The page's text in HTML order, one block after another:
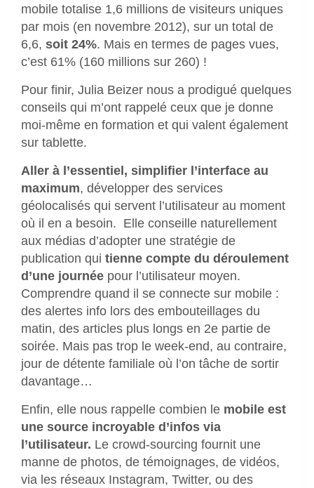
mobile totalise 1,6 millions de visiteurs uniques
par mois (en novembre 2012), sur un total de
6,6, soit 24%. Mais en termes de pages vues,
c’est 61% (160 millions sur 260) !
Pour finir, Julia Beizer nous a prodigué quelques
conseils qui m’ont rappelé ceux que je donne
moi-même en formation et qui valent également
sur tablette.
Aller à l’essentiel, simplifier l’interface au
maximum, développer des services
géolocalisés qui servent l’utilisateur au moment
où il en a besoin. Elle conseille naturellement
aux médias d’adopter une stratégie de
publication qui tienne compte du déroulement
d’une journée pour l’utilisateur moyen.
Comprendre quand il se connecte sur mobile :
des alertes info lors des embouteillages du
matin, des articles plus longs en 2e partie de
soirée. Mais pas trop le week-end, au contraire,
jour de détente familiale où l’on tâche de sortir
davantage…
Enfin, elle nous rappelle combien le mobile est
une source incroyable d’infos via
l’utilisateur. Le crowd-sourcing fournit une
manne de photos, de témoignages, de vidéos,
via les réseaux Instagram, Twitter, ou des